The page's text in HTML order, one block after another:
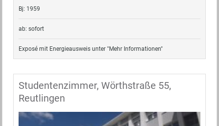
Bj: 1959
ab: sofort
Exposé mit Energieausweis unter "Mehr Informationen"
Studentenzimmer, Wörthstraße 55,
Reutlingen